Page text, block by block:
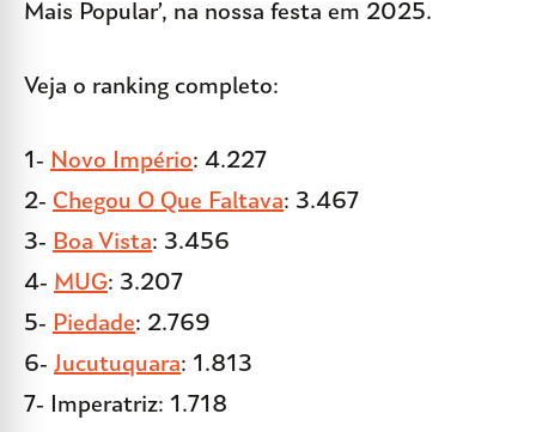
Mais Popular’, na nossa festa em 2025.
Veja o ranking completo:
1- Novo Império: 4.227
2- Chegou O Que Faltava: 3.467
3- Boa Vista: 3.456
4- MUG: 3.207
5- Piedade: 2.769
6- Jucutuquara: 1.813
7- Imperatriz: 1.718